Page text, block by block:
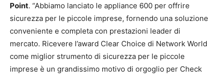
Point. “Abbiamo lanciato le appliance 600 per offrire
sicurezza per le piccole imprese, fornendo una soluzione
conveniente e completa con prestazioni leader di
mercato. Ricevere l’award Clear Choice di Network World
come miglior strumento di sicurezza per le piccole
imprese è un grandissimo motivo di orgoglio per Check